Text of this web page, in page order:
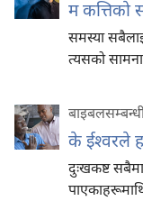
म कत्तिको
समस्या
त्यसको
के ईश्‍वरले
दुःखकष्ट